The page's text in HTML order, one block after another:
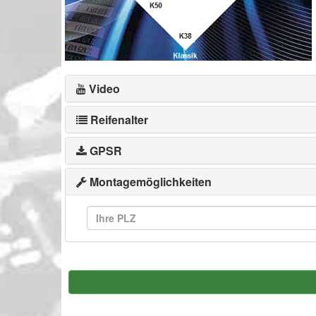
Video
Reifenalter
GPSR
Montagemöglichkeiten